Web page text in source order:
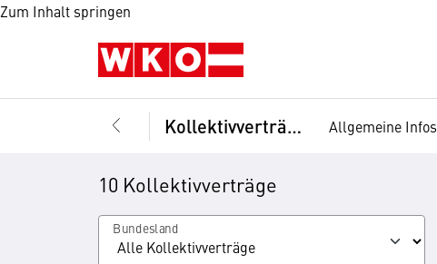
Zum Inhalt springen
Kollektivverträge Allgemeine Infos
10 Kollektivverträge
Bundesland